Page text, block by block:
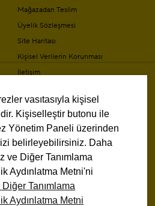
Mağazadan Teslim
Üyelik Sözleşmesi
Site Haritası
Kişisel Verilerin Korunması
İletişim
Kampanya Koşulları
vasıtasıyla kişisel
Kişiselleştir butonu ile
Yönetim Paneli üzerinden
belirleyebilirsiniz. Daha
ve Diğer Tanımlama
Aydınlatma Metni'ni
Tanımlama
Aydınlatma Metni